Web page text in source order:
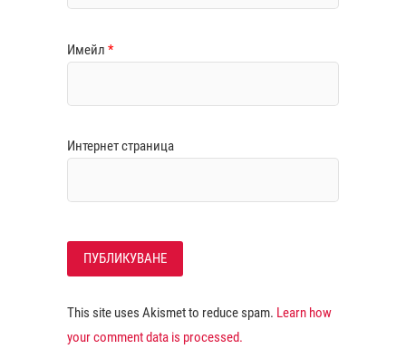
Имейл *
Интернет страница
This site uses Akismet to reduce spam. Learn how
your comment data is processed.